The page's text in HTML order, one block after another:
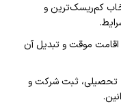
کم‌ریسک‌ترین و
اقامت موقت و تبدیل آن
تحصیلی، ثبت شرکت و